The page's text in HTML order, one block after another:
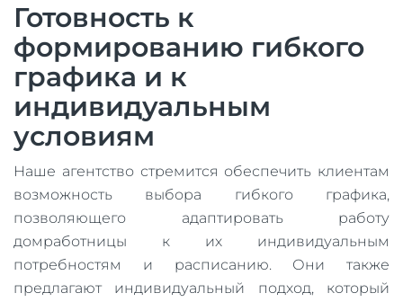
Готовность к
формированию гибкого
графика и к
индивидуальным
условиям
Наше агентство стремится обеспечить клиентам
возможность выбора гибкого графика,
позволяющего адаптировать работу
домработницы к их индивидуальным
потребностям и расписанию. Они также
предлагают индивидуальный подход, который